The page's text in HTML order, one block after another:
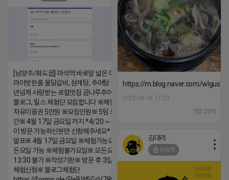
https://m.blog.naver.com/
2026-04-18 17:23
댓글:20개
[남양주/화도읍] 마석역 바로앞 넓은 매장과, 프
라이빗한룸 물닭갈비, 삼계탕, 추어탕 맛집 10
년넘게 사랑받는 로컬맛집 곰나루추어탕에서
블로그, 릴스 체험단 모집합니다 ※체험메뉴※
자유이용권 5만원 ※모집인원※ 5팀 ※모집기
간※ 4월 17일 금요일 까지 *4/20 ~ 4/26 사
이 방문 가능하신분만 신청해주세요* ※체험단
발표※ 4월 17일 금요일 ※체험가능요일※ 모
든요일 가능 ※체험불가요일※ 모든요일 12 ~
13:30 불가 ※작성기한※ 방문 후 3일 이내 ※
체험신청※ 블로그체험단
김대리
비공개